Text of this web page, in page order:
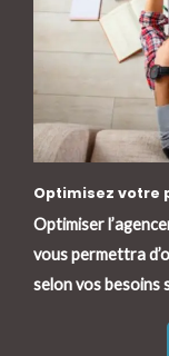
Optimisez votre
Optimiser
vous permettra
selon vos besoins